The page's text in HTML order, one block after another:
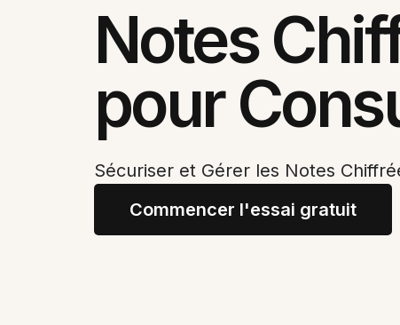
Notes
pour
Sécuriser et Gérer les Notes
Commencer l'essai gratuit